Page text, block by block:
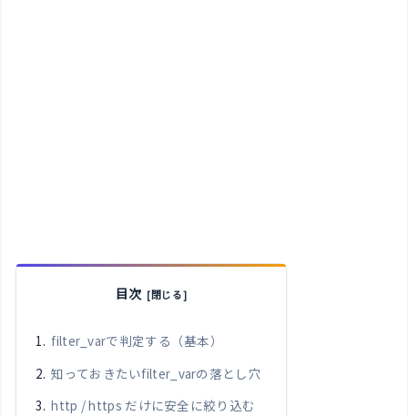
目次
filter_varで判定する（基本）
知っておきたいfilter_varの落とし穴
http / https だけに安全に絞り込む